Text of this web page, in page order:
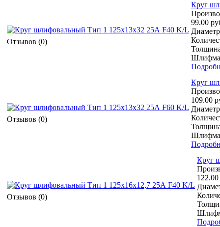
Отзывов (0)
Круг
99.00
Отзывов (0)
Круг
109.00
Отзывов (0)
Круг